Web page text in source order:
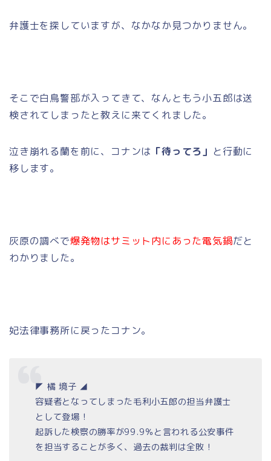
弁護士を探していますが、なかなか見つかりません。
そこで白鳥警部が入ってきて、なんともう小五郎は送
検されてしまったと教えに来てくれました。
泣き崩れる蘭を前に、コナンは 「待ってろ」 と行動に
移します。
灰原の調べで爆発物はサミット内にあった電気鍋だと
わかりました。
妃法律事務所に戻ったコナン。
◤ 橘 境子 ◢
容疑者となってしまった毛利小五郎の担当弁護士
として登場！
起訴した検察の勝率が99.9％と言われる公安事件
を担当することが多く、過去の裁判は全敗！